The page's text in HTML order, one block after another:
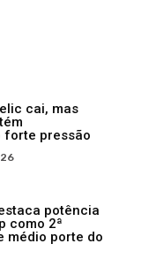
cai, mas
forte pressão
potência
como 2ª
médio porte do